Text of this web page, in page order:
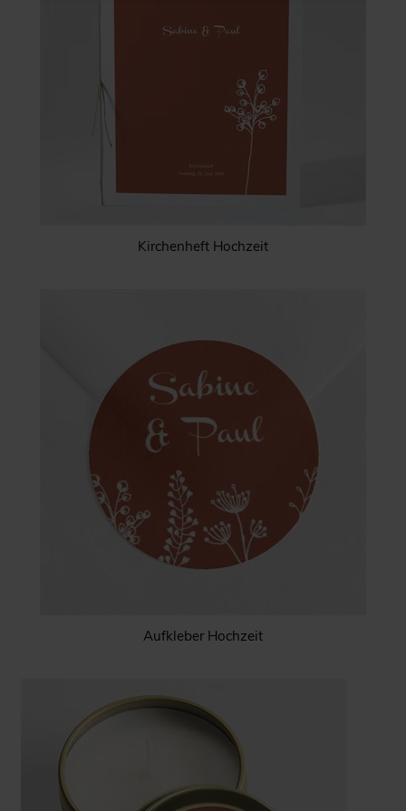
Kirchenheft Hochzeit
Aufkleber Hochzeit